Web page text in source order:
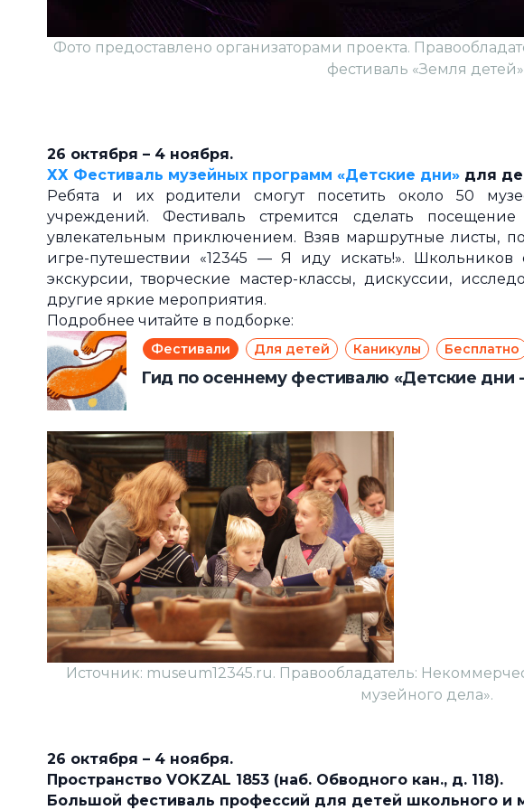
Фото предоставлено организаторами проекта.
фестиваль «Земля
26 октября – 4 ноября.
ХХ Фестиваль музейных программ «Детские дни» для
Ребята и их родители смогут посетить около 50
учреждений. Фестиваль стремится сделать
увлекательным приключением. Взяв маршрутные листы,
игре-путешествии «12345 — Я иду искать!». Школьников
экскурсии, творческие мастер-классы, дискуссии,
другие яркие мероприятия.
Подробнее читайте в подборке:
Фестивали Для детей Каникулы Бесплатно
Гид по осеннему фестивалю «Детские дни
Источник: museum12345.ru. Правообладатель:
музейного дела».
26 октября – 4 ноября.
Пространство VOKZAL 1853 (наб. Обводного кан., д. 118).
Большой фестиваль профессий для детей школьного и